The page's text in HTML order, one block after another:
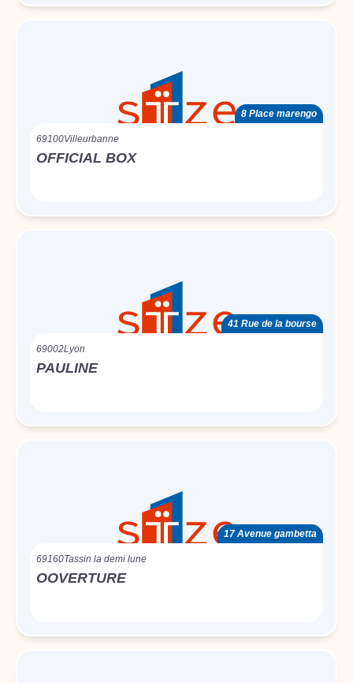
8 Place marengo
69100Villeurbanne
OFFICIAL BOX
41 Rue de la bourse
69002Lyon
PAULINE
17 Avenue gambetta
69160Tassin la demi lune
OOVERTURE